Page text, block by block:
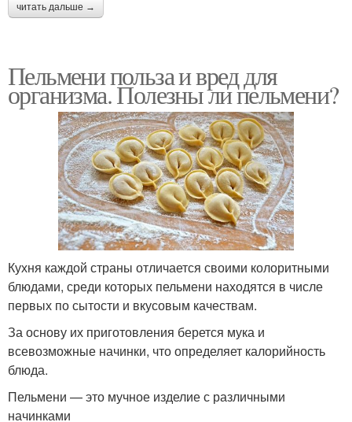
читать дальше →
Пельмени польза и вред для
организма. Полезны ли пельмени?
Кухня каждой страны отличается своими колоритными
блюдами, среди которых пельмени находятся в числе
первых по сытости и вкусовым качествам.
За основу их приготовления берется мука и
всевозможные начинки, что определяет калорийность
блюда.
Пельмени — это мучное изделие с различными
начинками